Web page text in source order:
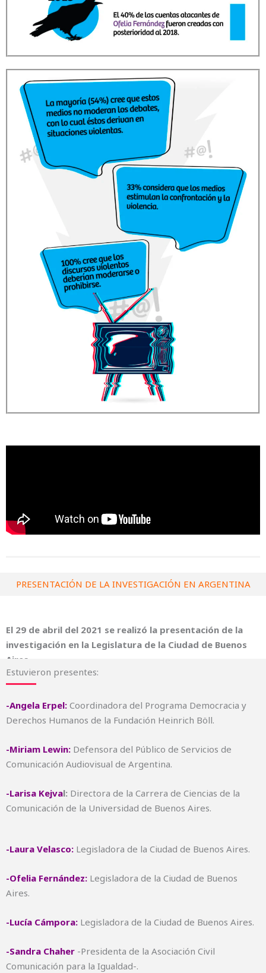
PRESENTACIÓN DE LA INVESTIGACIÓN EN ARGENTINA
El 29 de abril del 2021 se realizó la presentación de la
investigación en la Legislatura de la Ciudad de Buenos
Aires.
Estuvieron presentes:
-Angela Erpel: Coordinadora del Programa Democracia y
Derechos Humanos de la Fundación Heinrich Böll.
-Miriam Lewin: Defensora del Público de Servicios de
Comunicación Audiovisual de Argentina.
-Larisa Kejval: Directora de la Carrera de Ciencias de la
Comunicación de la Universidad de Buenos Aires.
-Laura Velasco: Legisladora de la Ciudad de Buenos Aires.
-Ofelia Fernández: Legisladora de la Ciudad de Buenos
Aires.
-Lucía Cámpora: Legisladora de la Ciudad de Buenos Aires.
-Sandra Chaher -Presidenta de la Asociación Civil
Comunicación para la Igualdad-.